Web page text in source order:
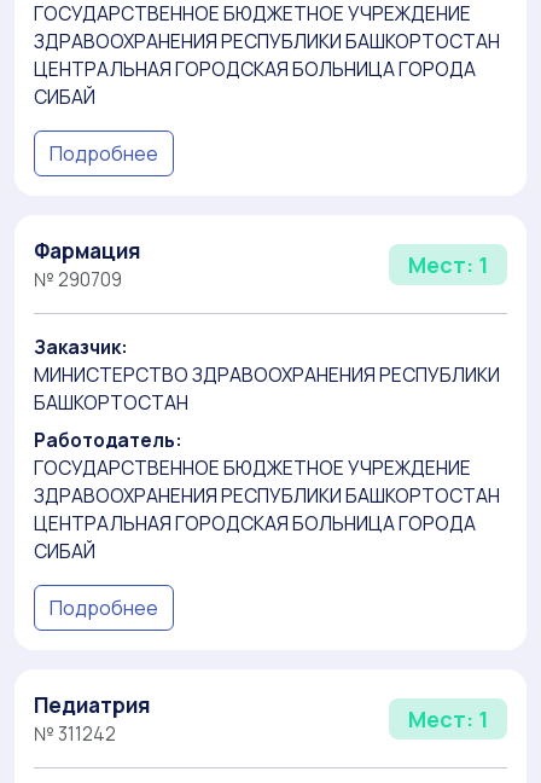
ГОСУДАРСТВЕННОЕ БЮДЖЕТНОЕ УЧРЕЖДЕНИЕ
ЗДРАВООХРАНЕНИЯ РЕСПУБЛИКИ БАШКОРТОСТАН
ЦЕНТРАЛЬНАЯ ГОРОДСКАЯ БОЛЬНИЦА ГОРОДА
СИБАЙ
Подробнее
Фармация
№ 290709
Мест: 1
Заказчик:
МИНИСТЕРСТВО ЗДРАВООХРАНЕНИЯ РЕСПУБЛИКИ
БАШКОРТОСТАН
Работодатель:
ГОСУДАРСТВЕННОЕ БЮДЖЕТНОЕ УЧРЕЖДЕНИЕ
ЗДРАВООХРАНЕНИЯ РЕСПУБЛИКИ БАШКОРТОСТАН
ЦЕНТРАЛЬНАЯ ГОРОДСКАЯ БОЛЬНИЦА ГОРОДА
СИБАЙ
Подробнее
Педиатрия
№ 311242
Мест: 1